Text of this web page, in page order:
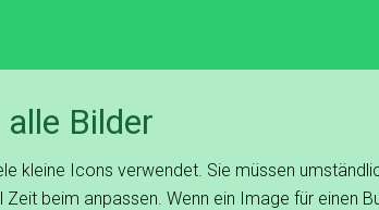
Bilder
kleine Icons verwendet. Sie müssen
Zeit beim anpassen. Wenn ein Image für einen